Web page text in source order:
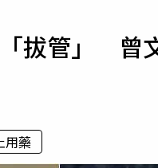
拔管」 曾
用藥